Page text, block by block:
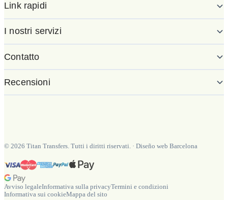
Link rapidi
I nostri servizi
Contatto
Recensioni
© 2026 Titan Transfers. Tutti i diritti riservati. · Diseño web Barcelona
Avviso legaleInformativa sulla privacyTermini e condizioni
Informativa sui cookieMappa del sito